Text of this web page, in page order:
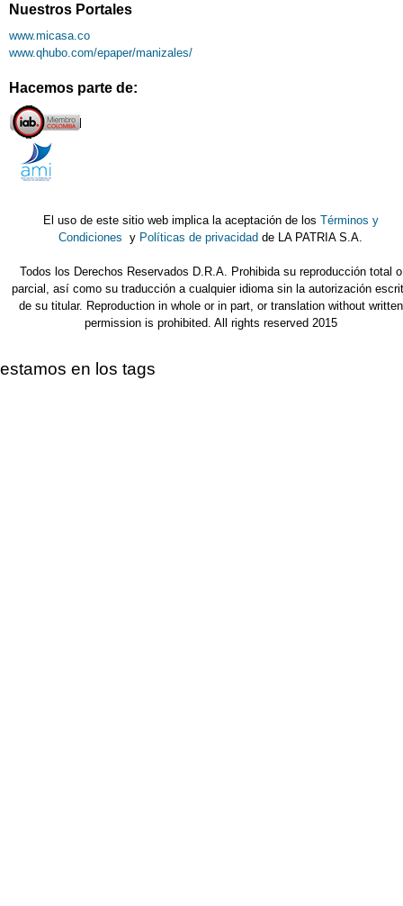
Nuestros Portales
www.micasa.co
www.qhubo.com/epaper/manizales/
Hacemos parte de:
El uso de este sitio web implica la aceptación de los Términos y
Condiciones y Políticas de privacidad de LA PATRIA S.A.
Todos los Derechos Reservados D.R.A. Prohibida su reproducción total o
parcial, así como su traducción a cualquier idioma sin la autorización
de su titular. Reproduction in whole or in part, or translation without written
permission is prohibited. All rights reserved 2015
estamos en los tags